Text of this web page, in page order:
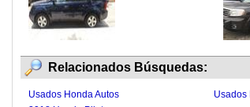
Relacionados Búsquedas:
Usados Honda Autos Usados